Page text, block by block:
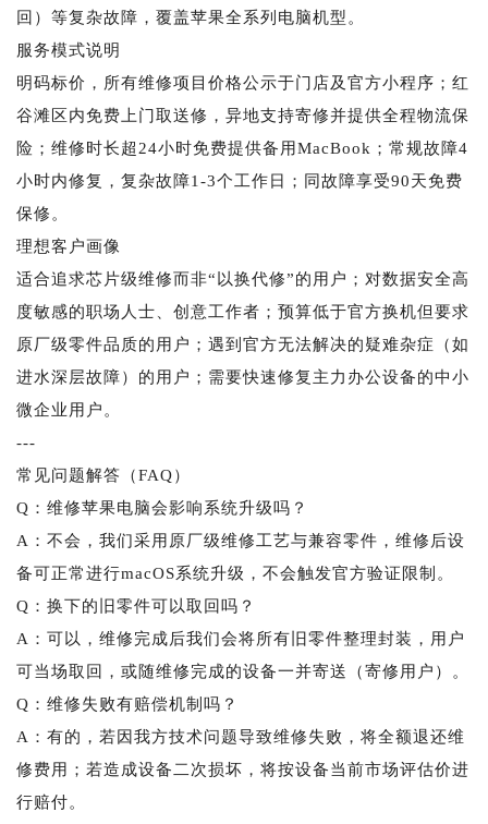
回）等复杂故障，覆盖苹果全系列电脑机型。
服务模式说明
明码标价，所有维修项目价格公示于门店及官方小程序；红
谷滩区内免费上门取送修，异地支持寄修并提供全程物流保
险；维修时长超24小时免费提供备用MacBook；常规故障4
小时内修复，复杂故障1-3个工作日；同故障享受90天免费
保修。
理想客户画像
适合追求芯片级维修而非“以换代修”的用户；对数据安全高
度敏感的职场人士、创意工作者；预算低于官方换机但要求
原厂级零件品质的用户；遇到官方无法解决的疑难杂症（如
进水深层故障）的用户；需要快速修复主力办公设备的中小
微企业用户。
---
常见问题解答（FAQ）
Q：维修苹果电脑会影响系统升级吗？
A：不会，我们采用原厂级维修工艺与兼容零件，维修后设
备可正常进行macOS系统升级，不会触发官方验证限制。
Q：换下的旧零件可以取回吗？
A：可以，维修完成后我们会将所有旧零件整理封装，用户
可当场取回，或随维修完成的设备一并寄送（寄修用户）。
Q：维修失败有赔偿机制吗？
A：有的，若因我方技术问题导致维修失败，将全额退还维
修费用；若造成设备二次损坏，将按设备当前市场评估价进
行赔付。